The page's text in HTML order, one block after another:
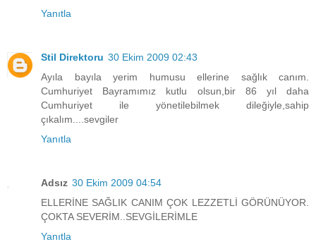
Yanıtla
Stil Direktoru 30 Ekim 2009 02:43
Ayıla bayıla yerim humusu ellerine sağlık canım.
Cumhuriyet Bayramımız kutlu olsun,bir 86 yıl daha
Cumhuriyet ile yönetilebilmek dileğiyle,sahip
çıkalım....sevgiler
Yanıtla
Adsız 30 Ekim 2009 04:54
ELLERİNE SAĞLIK CANIM ÇOK LEZZETLİ GÖRÜNÜYOR.
ÇOKTA SEVERİM..SEVGİLERİMLE
Yanıtla